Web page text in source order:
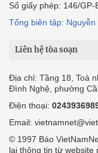
Số giấy phép: 146/
Tổng biên tập: Nguyễn
Liên hệ tòa soạn
Địa chỉ: Tầng 18, Toà
Đình Nghệ, phường
Điện thoại:
Email:
© 1997 Báo
lại thông tin từ website